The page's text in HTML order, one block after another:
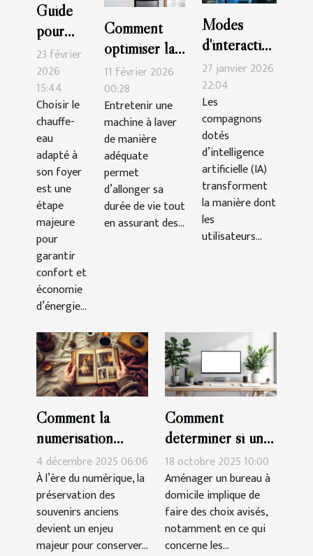
Guide
pour
choisir
le bon
chauffe-
eau
pour
votre
foyer
23 février
2026
15:44
Choisir le
chauffe-
eau
adapté à
son foyer
est une
étape
majeure
pour
garantir
confort et
économie
d’énergie...
Comment
optimiser la
longévité et
les
performances
de votre
machine à
laver ?
11 février 2026
00:28
Entretenir une
machine à laver
de manière
adéquate
permet
d’allonger sa
durée de vie tout
en assurant des...
Modes
d'interaction
avec les
compagnons
AI : ce que
vous devez
savoir
27 janvier 2026
22:04
Les
compagnons
dotés
d’intelligence
artificielle (IA)
transforment
la manière dont
les
utilisateurs...
Comment la
numérisation
préserve-t-elle
l'authenticité des
souvenirs anciens
?
4 décembre 2025 06:06
À l’ère du numérique, la
préservation des
souvenirs anciens
devient un enjeu
majeur pour conserver...
Comment
déterminer si un
casque
économique suffit
pour votre bureau
à domicile ?
18 octobre 2025 10:00
Aménager un bureau à
domicile implique de
faire des choix avisés,
notamment en ce qui
concerne les...